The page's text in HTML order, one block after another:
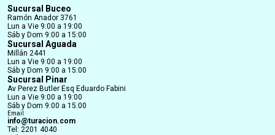
Sucursal Buceo
Ramón Anador 3761
Lun a Vie 9:00 a 19:00
Sáb y Dom 9:00 a 15:00
Sucursal Aguada
Millán 2441
Lun a Vie 9:00 a 19:00
Sáb y Dom 9:00 a 15:00
Sucursal Pinar
Av Perez Butler Esq Eduardo Fabini
Lun a Vie 9:00 a 19:00
Sáb y Dom 9:00 a 15:00
Email
info@turacion.com
Tel: 2201 4040